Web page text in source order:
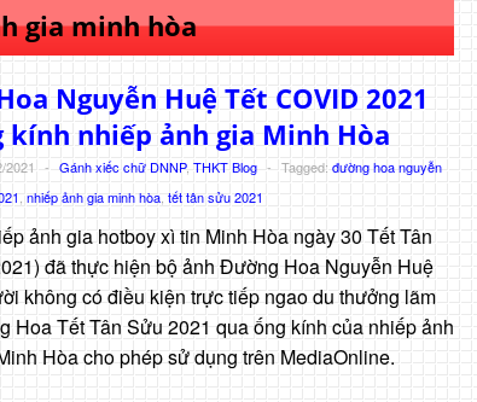
gia minh hòa
Nguyễn Huệ Tết COVID 2021
kính nhiếp ảnh gia Minh Hòa
2021 - Gánh xiếc chữ DNNP, THKT Blog - Tagged: đường hoa nguyễn
nhiếp ảnh gia minh hòa tết tân sửu 2021
ảnh gia hotboy xì tin Minh Hòa ngày 30 Tết Tân
đã thực hiện bộ ảnh Đường Hoa Nguyễn Huệ
không có điều kiện trực tiếp ngao du thưởng lãm
Hoa Tết Tân Sửu 2021 qua ống kính của nhiếp ảnh
Hòa cho phép sử dụng trên MediaOnline.